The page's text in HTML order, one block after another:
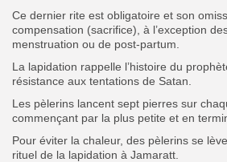
Ce dernier rite est obligatoire et son
compensation (sacrifice), à l’exception
menstruation ou de post-partum.
La lapidation rappelle l’histoire du
résistance aux tentations de Satan.
Les pèlerins lancent sept pierres sur
commençant par la plus petite et en
Pour éviter la chaleur, des pèlerins se
rituel de la lapidation à Jamaratt.